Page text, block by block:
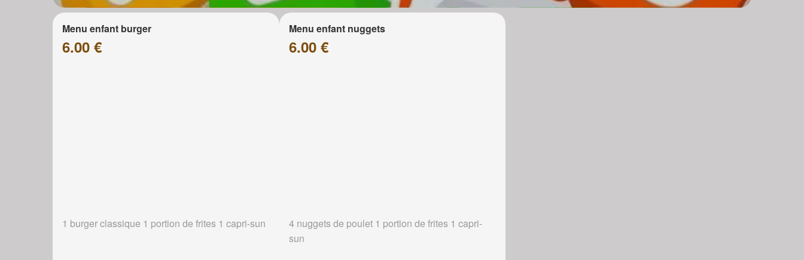
Menu enfant burger
6.00 €
1 burger classique 1 portion de frites 1 capri-sun
Menu enfant nuggets
6.00 €
4 nuggets de poulet 1 portion de frites 1 capri-
sun